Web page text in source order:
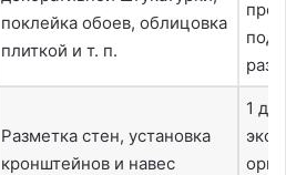
поклейка обоев, облицовка
плиткой и т. п.
Разметка стен, установка
кронштейнов и навес
1